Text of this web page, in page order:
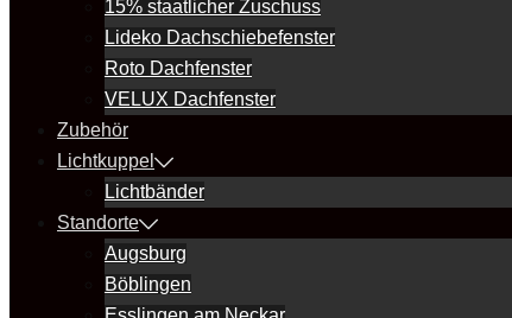
15% staatlicher Zuschuss
Lideko Dachschiebefenster
Roto Dachfenster
VELUX Dachfenster
Zubehör
Lichtkuppel
Lichtbänder
Standorte
Augsburg
Böblingen